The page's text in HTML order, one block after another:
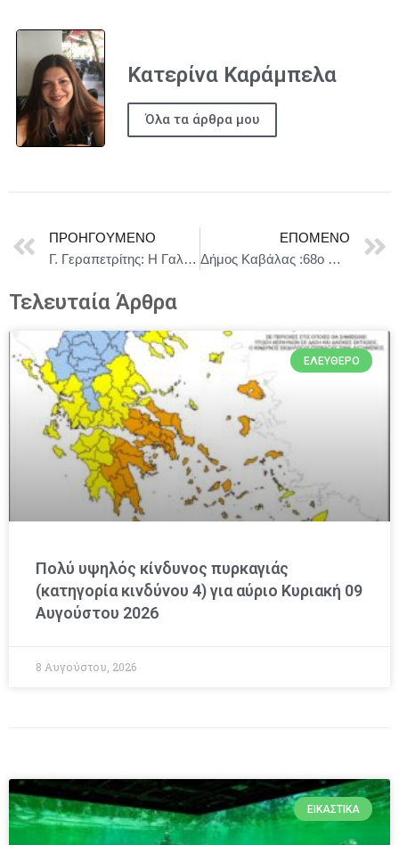
Κατερίνα Καράμπελα
Όλα τα άρθρα μου
ΠΡΟΗΓΟΎΜΕΝΟ
Γ. Γεραπετρίτης: Η Γαλλία συντάσσεται με τις ελληνικές θέσεις
ΕΠΌΜΕΝΟ
Δήμος Καβάλας :68ο Φεστιβάλ Φιλίππων και 9ο Εργαστήριο Αρχαίου Δράματος
Τελευταία Άρθρα
ΕΛΕΎΘΕΡΟ
Πολύ υψηλός κίνδυνος πυρκαγιάς
(κατηγορία κινδύνου 4) για αύριο Κυριακή 09
Αυγούστου 2026
8 Αυγούστου, 2026
ΕΙΚΑΣΤΙΚΆ